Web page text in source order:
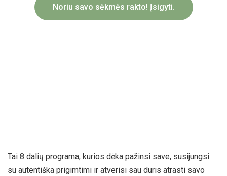
Noriu savo sėkmės rakto! Įsigyti.
Tai 8 dalių programa, kurios dėka pažinsi save, susijungsi
su autentiška prigimtimi ir atverisi sau duris atrasti savo